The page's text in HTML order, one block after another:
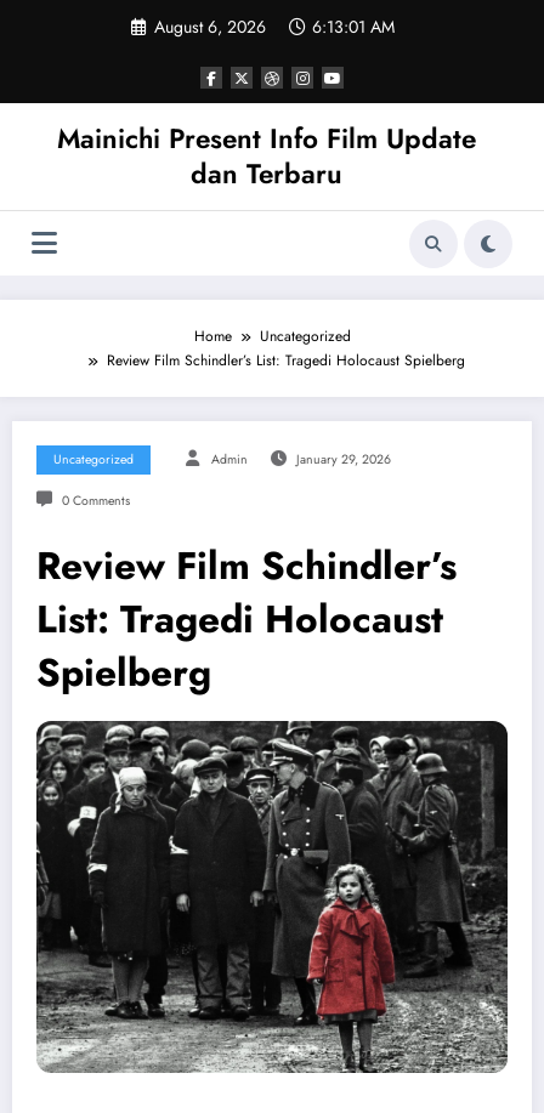
August 6, 2026 6:13:02 AM
Mainichi Present Info Film Update
dan Terbaru
Home
Uncategorized
Review Film Schindler’s List: Tragedi Holocaust Spielberg
Uncategorized Admin January 29, 2026
0 Comments
Review Film Schindler’s
List: Tragedi Holocaust
Spielberg